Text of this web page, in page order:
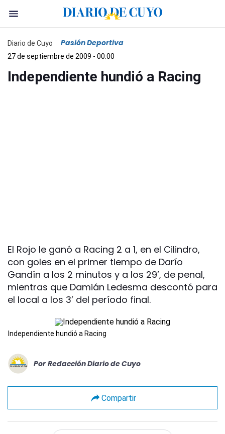
Diario de Cuyo Pasión Deportiva
27 de septiembre de 2009 - 00:00
Independiente hundió a Racing
El Rojo le ganó a Racing 2 a 1, en el Cilindro,
con goles en el primer tiempo de Darío
Gandín a los 2 minutos y a los 29’, de penal,
mientras que Damián Ledesma descontó para
el local a los 3’ del período final.
Independiente hundió a Racing
Por Redacción Diario de Cuyo
Compartir